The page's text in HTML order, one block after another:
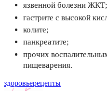
язвенной болезни ЖКТ;
гастрите с высокой
колите;
панкреатите;
прочих
пищеварения.
здоровьерецепты